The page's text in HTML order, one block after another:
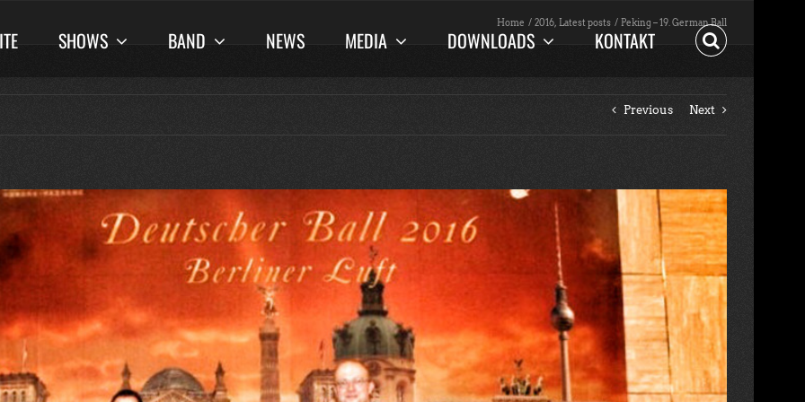
SHOWS BAND NEWS MEDIA DOWNLOADS KONTAKT
Home 2016 Latest posts Peking – 19. German Ball
Previous Next